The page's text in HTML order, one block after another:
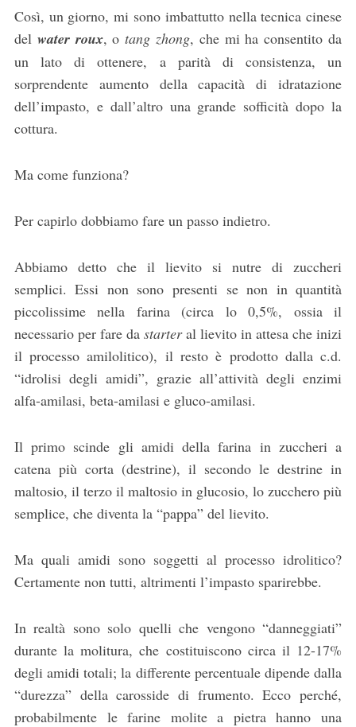
Così, un giorno, mi sono imbattutto nella tecnica cinese
del water roux, otang zhong, che mi ha consentito da
un lato di ottenere, a parità di consistenza, un
sorprendente aumento della capacità di idratazione
dell’impasto, e dall’altro una grande sofficità dopo la
cottura.
Ma come funziona?
Per capirlo dobbiamo fare un passo indietro.
Abbiamo detto che il lievito si nutre di zuccheri
semplici. Essi non sono presenti se non in quantità
piccolissime nella farina (circa lo 0,5%, ossia il
necessario per fare da starteral lievito in attesa che inizi
il processo amilolitico), il resto è prodotto dalla c.d.
“idrolisi degli amidi”, grazie all’attività degli enzimi
alfa-amilasi, beta-amilasi e gluco-amilasi.
Il primo scinde gli amidi della farina in zuccheri a
catena più corta (destrine), il secondo le destrine in
maltosio, il terzo il maltosio in glucosio, lo zucchero più
semplice, che diventa la “pappa” del lievito.
Ma quali amidi sono soggetti al processo idrolitico?
Certamente non tutti, altrimenti l’impasto sparirebbe.
In realtà sono solo quelli che vengono “danneggiati”
durante la molitura, che costituiscono circa il 12-17%
degli amidi totali; la differente percentuale dipende dalla
“durezza” della carosside di frumento. Ecco perché,
probabilmente le farine molite a pietra hanno una